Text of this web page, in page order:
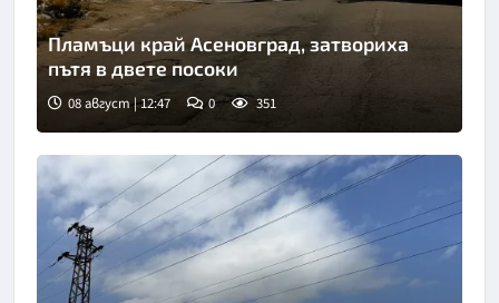
Снимка: БНТ
Пламъци край Асеновград, затвориха
пътя в двете посоки
08 август | 12:47 0 351